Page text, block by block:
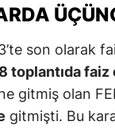
Tokat
Trabzon
son olarak
8 toplantıda faiz
gitmiş olan
gitmişti. Bu